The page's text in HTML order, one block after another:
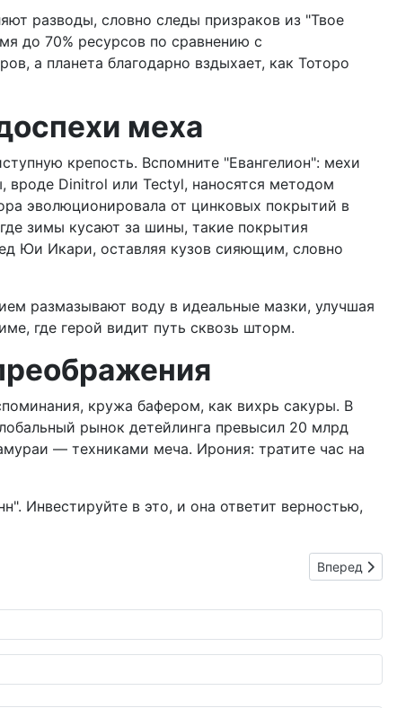
разводы, словно следы призраков из "Твое
до 70% ресурсов по сравнению с
а планета благодарно вздыхает, как Тоторо
меха
крепость. Вспомните "Евангелион": мехи
вроде Dinitrol или Tectyl, наносятся методом
эволюционировала от цинковых покрытий в
зимы кусают за шины, такие покрытия
Юи Икари, оставляя кузов сияющим, словно
размазывают воду в идеальные мазки, улучшая
где герой видит путь сквозь шторм.
кружа бафером, как вихрь сакуры. В
рынок детейлинга превысил 20 млрд
— техниками меча. Ирония: тратите час на
Инвестируйте в это, и она ответит верностью,
Следующий:
Вперед